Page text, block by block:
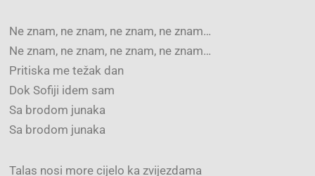
Ne znam, ne znam, ne znam, ne znam…
Ne znam, ne znam, ne znam, ne znam…
Pritiska me težak dan
Dok Sofiji idem sam
Sa brodom junaka
Sa brodom junaka
Talas nosi more cijelo ka zvijezdama